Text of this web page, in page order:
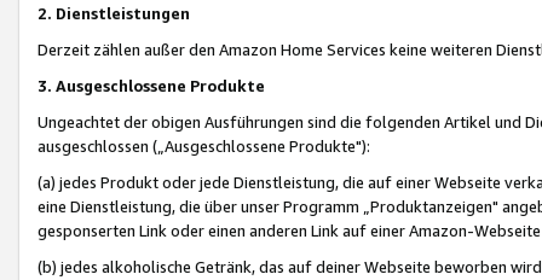
2. Dienstleistungen
Derzeit zählen außer den Amazon Home Services keine weiteren
3. Ausgeschlossene Produkte
Ungeachtet der obigen Ausführungen sind die folgenden Artikel und
ausgeschlossen („Ausgeschlossene Produkte"):
(a) jedes Produkt oder jede Dienstleistung, die auf einer Webseite
eine Dienstleistung, die über unser Programm „Produktanzeigen"
gesponserten Link oder einen anderen Link auf einer Amazon-
(b) jedes alkoholische Getränk, das auf deiner Webseite beworben